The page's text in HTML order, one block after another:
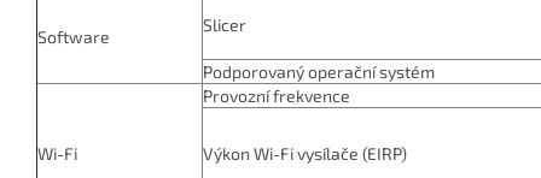
Software
Slicer
Podporovaný operační systém
Wi-Fi
Provozní frekvence
Výkon Wi-Fi vysílače (EIRP)